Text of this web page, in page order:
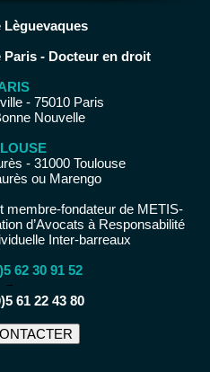
Paris - Docteur en droit
- 75010 Paris
Nouvelle
- 31000 Toulouse
ou Marengo
membre-fondateur de METIS-
d’Avocats à Responsabilité
Inter-barreaux
62 30 91 52
−
61 22 43 80